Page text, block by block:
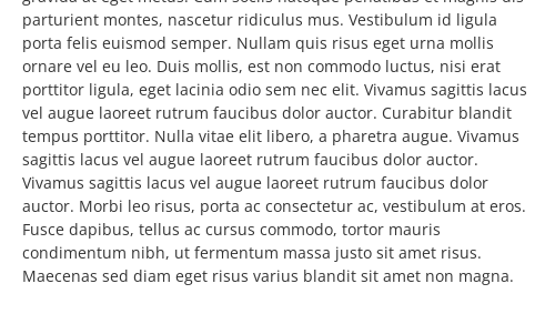
parturient montes, nascetur ridiculus mus. Vestibulum id ligula
porta felis euismod semper. Nullam quis risus eget urna mollis
ornare vel eu leo. Duis mollis, est non commodo luctus, nisi erat
porttitor ligula, eget lacinia odio sem nec elit. Vivamus sagittis lacus
vel augue laoreet rutrum faucibus dolor auctor. Curabitur blandit
tempus porttitor. Nulla vitae elit libero, a pharetra augue. Vivamus
sagittis lacus vel augue laoreet rutrum faucibus dolor auctor.
Vivamus sagittis lacus vel augue laoreet rutrum faucibus dolor
auctor. Morbi leo risus, porta ac consectetur ac, vestibulum at eros.
Fusce dapibus, tellus ac cursus commodo, tortor mauris
condimentum nibh, ut fermentum massa justo sit amet risus.
Maecenas sed diam eget risus varius blandit sit amet non magna.